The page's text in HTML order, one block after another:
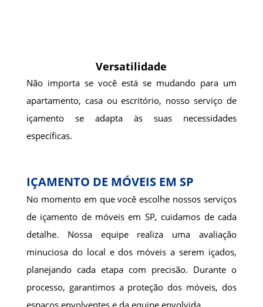
Versatilidade
Não importa se você está se mudando para um
apartamento, casa ou escritório, nosso serviço de
içamento se adapta às suas necessidades
específicas.
IÇAMENTO DE MÓVEIS EM SP
No momento em que você escolhe nossos serviços
de içamento de móveis em SP, cuidamos de cada
detalhe. Nossa equipe realiza uma avaliação
minuciosa do local e dos móveis a serem içados,
planejando cada etapa com precisão. Durante o
processo, garantimos a proteção dos móveis, dos